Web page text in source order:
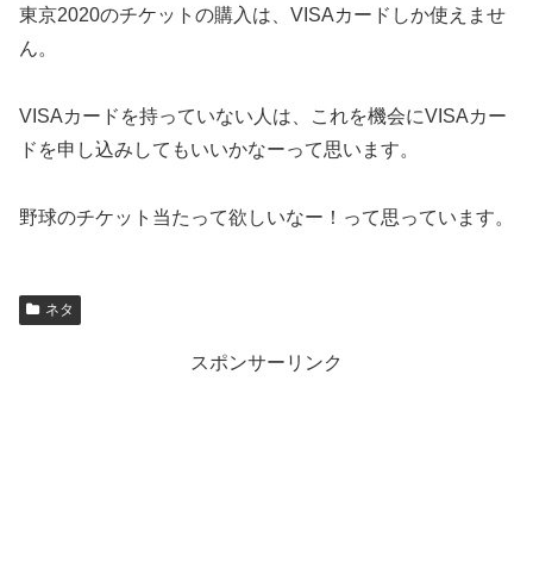
東京2020のチケットの購入は、VISAカードしか使えませ
ん。
VISAカードを持っていない人は、これを機会にVISAカー
ドを申し込みしてもいいかなーって思います。
野球のチケット当たって欲しいなー！って思っています。
ネタ
スポンサーリンク